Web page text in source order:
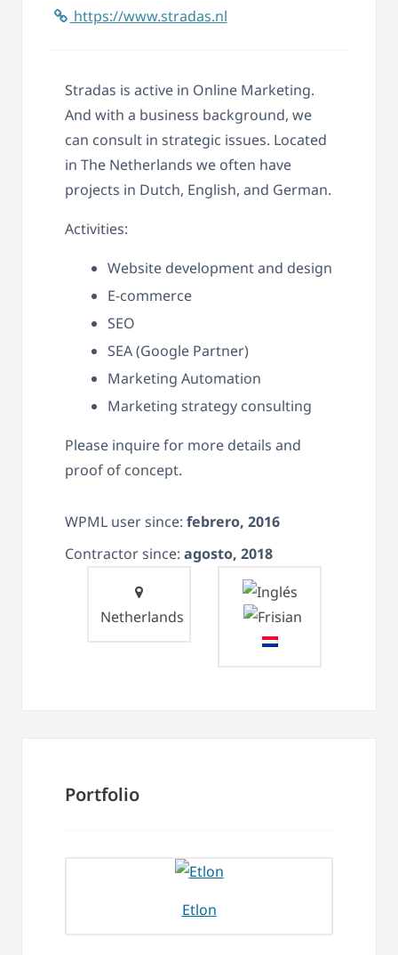
https://www.stradas.nl
Stradas is active in Online Marketing.
And with a business background, we
can consult in strategic issues. Located
in The Netherlands we often have
projects in Dutch, English, and German.
Activities:
Website development and design
E-commerce
SEO
SEA (Google Partner)
Marketing Automation
Marketing strategy consulting
Please inquire for more details and
proof of concept.
WPML user since: febrero, 2016
Contractor since: agosto, 2018
Netherlands
Portfolio
Etlon